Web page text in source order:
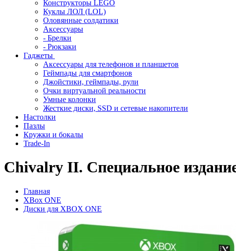
Конструкторы LEGO
Куклы ЛОЛ (LOL)
Оловянные солдатики
Аксессуары
- Брелки
- Рюкзаки
Гаджеты
Аксессуары для телефонов и планшетов
Геймпады для смартфонов
Джойстики, геймпады, рули
Очки виртуальной реальности
Умные колонки
Жесткие диски, SSD и сетевые накопители
Настолки
Пазлы
Кружки и бокалы
Trade-In
Chivalry II. Специальное
Главная
XBox ONE
Диски для XBOX ONE